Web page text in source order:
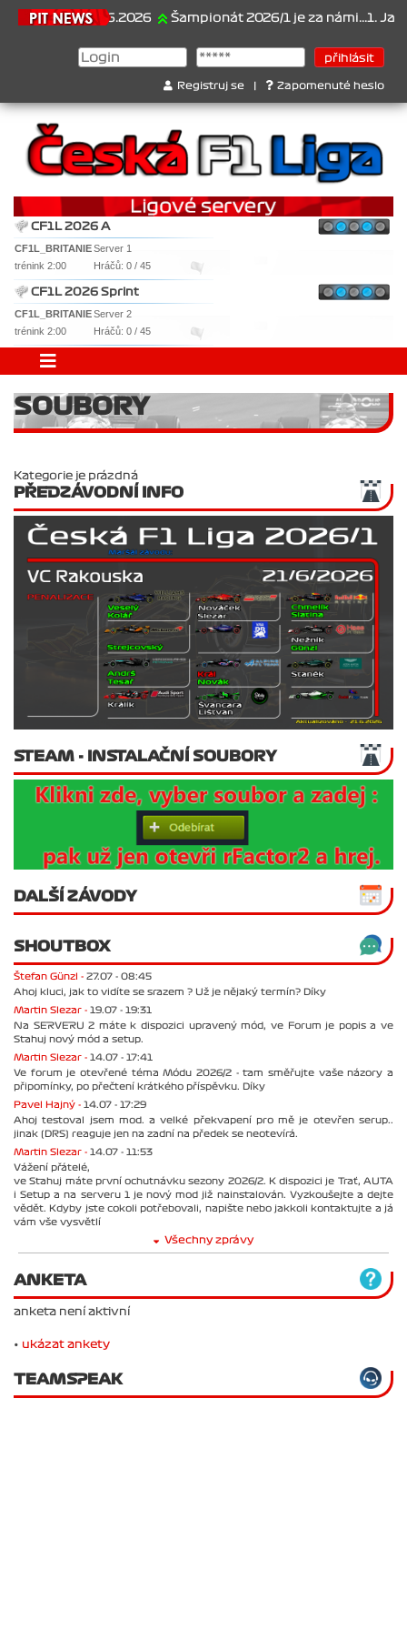
21.6.2026 Šampionát 2026/1 je za námi...1. Jan
Registruj se Zapomenuté heslo
CF1L 2026 A
CF1L_BRITANIEServer 1
trénink 2:00
Hráčů: 0 / 45
CF1L 2026 Sprint
CF1L_BRITANIEServer 2
trénink 2:00
Hráčů: 0 / 45
SOUBORY
Kategorie je prázdná
PŘEDZÁVODNÍ INFO
STEAM - INSTALAČNÍ SOUBORY
DALŠÍ ZÁVODY
SHOUTBOX
Štefan Günzl - 27.07 - 08:45
Ahoj kluci, jak to vidíte se srazem ? Už je nějaký termín? Díky
Martin Slezar - 19.07 - 19:31
Na SERVERU 2 máte k dispozici upravený mód, ve Forum je popis a ve
Stahuj nový mód a setup.
Martin Slezar - 14.07 - 17:41
Ve forum je otevřené téma Módu 2026/2 - tam směřujte vaše názory a
připomínky, po přečtení krátkého příspěvku. Díky
Pavel Hajný - 14.07 - 17:29
Ahoj testoval jsem mod. a velké překvapení pro mě je otevřen serup..
jinak (DRS) reaguje jen na zadní na předek se neotevírá.
Martin Slezar - 14.07 - 11:53
Vážení přátelé,
ve Stahuj máte první ochutnávku sezony 2026/2. K dispozici je Trať, AUTA
i Setup a na serveru 1 je nový mod již nainstalován. Vyzkoušejte a dejte
vědět. Kdyby jste cokoli potřebovali, napište nebo jakkoli kontaktujte a já
vám vše vysvětlí
Všechny zprávy
ANKETA
anketa není aktivní
• ukázat ankety
TEAMSPEAK